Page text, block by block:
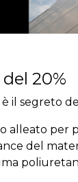
20%
è il segreto
alleato
del